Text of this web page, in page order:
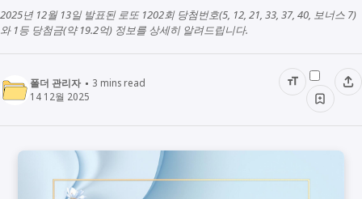
2025년 12월 13일 발표된 로또 1202회 당첨번호(5, 12, 21, 33, 37, 40, 보너스 7)
와 1등 당첨금(약 19.2억) 정보를 상세히 알려드립니다.
폴더 관리자 3 mins read
14 12월 2025